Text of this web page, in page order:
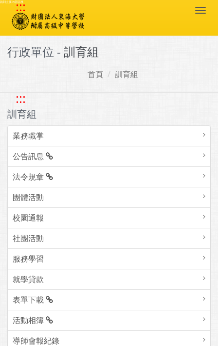
跳到主要內容區塊
:::
行政單位 - 訓育組
首頁 訓育組
:::
訓育組
業務職掌
公告訊息
法令規章
團體活動
校園通報
社團活動
服務學習
就學貸款
表單下載
活動相簿
導師會報紀錄